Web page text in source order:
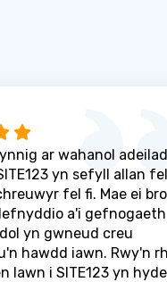
ar wahanol
yn sefyll allan
fel fi. Mae ei
a'i
yn gwneud creu
hawdd iawn. Rwy'n
lawn i SITE123 yn